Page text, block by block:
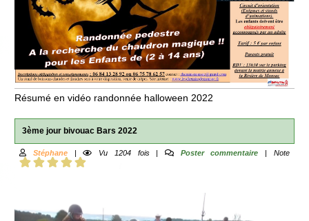
Résumé en vidéo randonnée halloween 2022
3ème jour bivouac Bars 2022
Stéphane| Vu 1204 fois | Poster commentaire | Note